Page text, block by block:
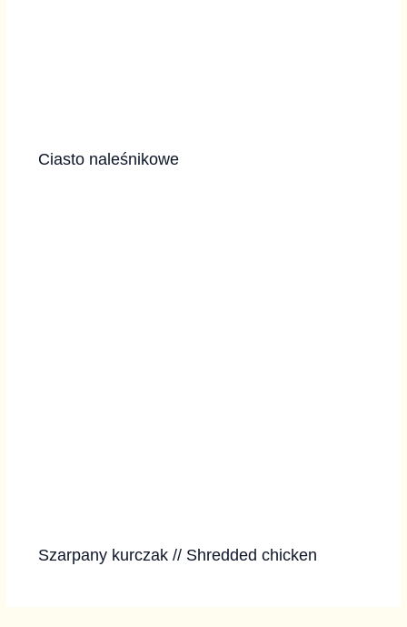
Ciasto naleśnikowe
Szarpany kurczak // Shredded chicken